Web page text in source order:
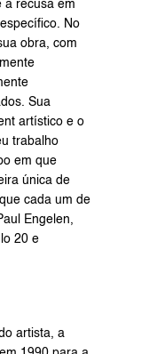
a recusa em
No
obra, com
Sua
artístico e o
trabalho
em que
única de
cada um de
Engelen,
20 e
artista, a